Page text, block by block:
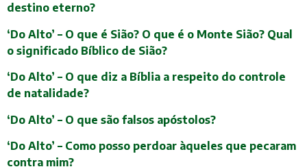
destino eterno?
‘Do Alto’ – O que é Sião? O que é o Monte Sião? Qual
o significado Bíblico de Sião?
‘Do Alto’ – O que diz a Bíblia a respeito do controle
de natalidade?
‘Do Alto’ – O que são falsos apóstolos?
‘Do Alto’ – Como posso perdoar àqueles que pecaram
contra mim?